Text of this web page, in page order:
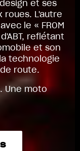
et ses
roues. L'autre
le « FROM
d'ABT, reflétant
et son
technologie
route.
Une moto